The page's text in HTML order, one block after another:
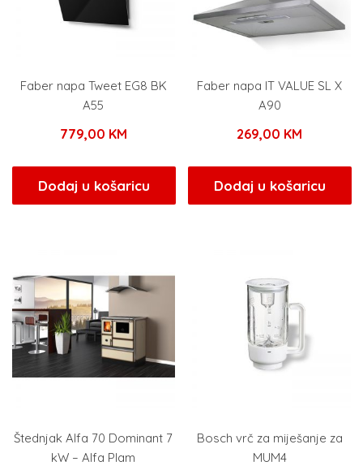
Faber napa Tweet EG8 BK
A55
779,00 KM
Dodaj u košaricu
Faber napa IT VALUE SL X
A90
269,00 KM
Dodaj u košaricu
Štednjak Alfa 70 Dominant 7
kW – Alfa Plam
Bosch vrč za miješanje za
MUM4